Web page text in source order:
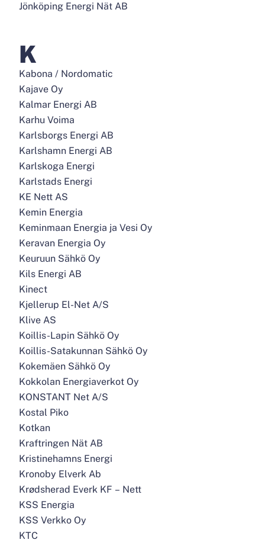
Jönköping Energi Nät AB
K
Kabona / Nordomatic
Kajave Oy
Kalmar Energi AB
Karhu Voima
Karlsborgs Energi AB
Karlshamn Energi AB
Karlskoga Energi
Karlstads Energi
KE Nett AS
Kemin Energia
Keminmaan Energia ja Vesi Oy
Keravan Energia Oy
Keuruun Sähkö Oy
Kils Energi AB
Kinect
Kjellerup El-Net A/S
Klive AS
Koillis-Lapin Sähkö Oy
Koillis-Satakunnan Sähkö Oy
Kokemäen Sähkö Oy
Kokkolan Energiaverkot Oy
KONSTANT Net A/S
Kostal Piko
Kotkan
Kraftringen Nät AB
Kristinehamns Energi
Kronoby Elverk Ab
Krødsherad Everk KF – Nett
KSS Energia
KSS Verkko Oy
KTC